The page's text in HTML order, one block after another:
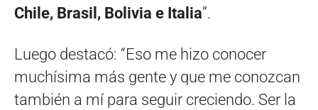
Chile, Brasil, Bolivia e Italia”.
Luego destacó: “Eso me hizo conocer
muchísima más gente y que me conozcan
también a mí para seguir creciendo. Ser la